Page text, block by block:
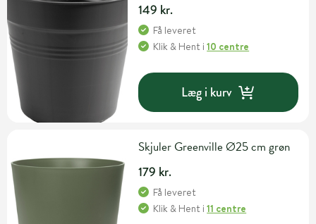
149 kr.
Få leveret
Klik & Hent i10 centre
Læg i kurv
Skjuler Greenville Ø25 cm grøn
179 kr.
Få leveret
Klik & Hent i11 centre